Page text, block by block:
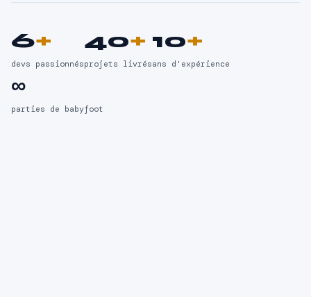
6+
devs passionnés
40+
projets livrés
10+
ans d'expérience
∞
parties de babyfoot